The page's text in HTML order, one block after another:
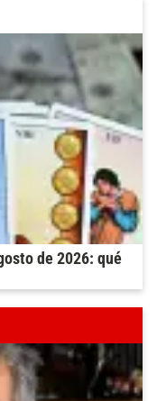
de 2026: qué